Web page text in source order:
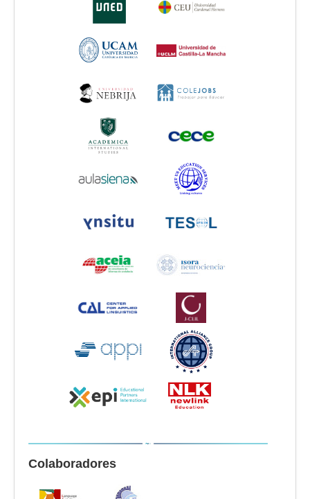
Colaboradores